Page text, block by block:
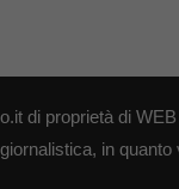
di proprietà di
in